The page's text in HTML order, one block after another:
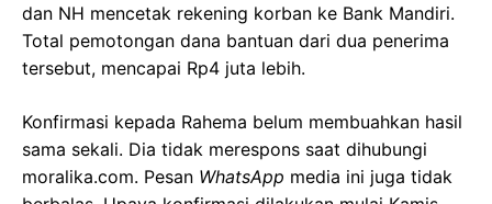
dan NH mencetak rekening korban ke Bank Mandiri.
Total pemotongan dana bantuan dari dua penerima
tersebut, mencapai Rp4 juta lebih.
Konfirmasi kepada Rahema belum membuahkan hasil
sama sekali. Dia tidak merespons saat dihubungi
moralika.com. Pesan WhatsApp media ini juga tidak